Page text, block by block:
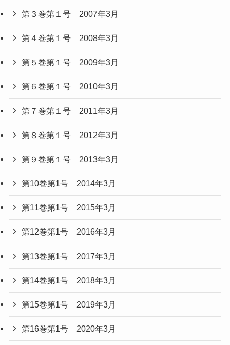
第３巻第１号 2007年3月
第４巻第１号 2008年3月
第５巻第１号 2009年3月
第６巻第１号 2010年3月
第７巻第１号 2011年3月
第８巻第１号 2012年3月
第９巻第１号 2013年3月
第10巻第1号 2014年3月
第11巻第1号 2015年3月
第12巻第1号 2016年3月
第13巻第1号 2017年3月
第14巻第1号 2018年3月
第15巻第1号 2019年3月
第16巻第1号 2020年3月